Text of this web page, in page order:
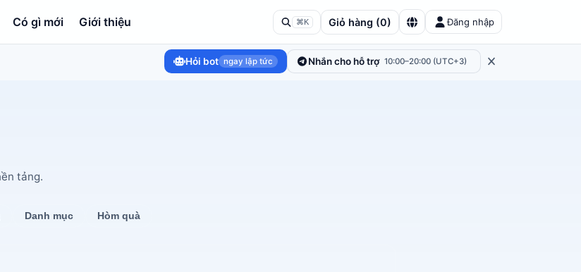
Có gì mới Giới thiệu ⌘K Giỏ hàng (0) Đăng nhập
Hỏi bot ngay lập tức Nhắn cho hỗ trợ 10:00–20:00 (UTC+3)
tảng.
Danh mục Hòm quà